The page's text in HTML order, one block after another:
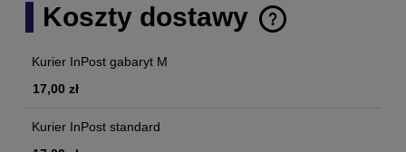
Koszty dostawy
Cena nie zawiera ewentualnych kosztów płatności
Kurier InPost gabaryt M
17,00 zł
Kurier InPost standard